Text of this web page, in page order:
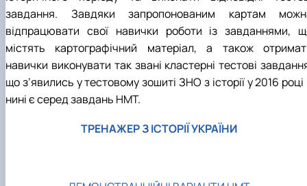
завдання. Завдяки запропонованим картам
відпрацювати свої навички роботи із завданнями,
містять картографічний матеріал, а також
навички виконувати так звані кластерні тестові
що з’явились у тестовому зошиті ЗНО з історії у 2016 році
нині є серед завдань НМТ.
ТРЕНАЖЕР З ІСТОРІЇ УКРАЇНИ